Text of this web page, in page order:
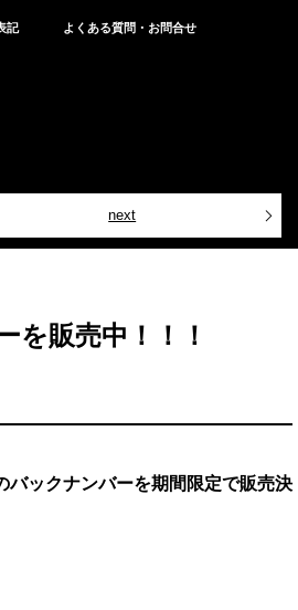
記 よくある質問・お問合せ
next
を販売中！！！
ックナンバーを期間限定で販売決